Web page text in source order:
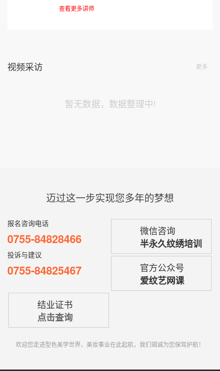
查看更多讲师
更多
视频采访
暂无数据，数据整理中!
迈过这一步实现您多年的梦想
报名咨询电话
0755-84828466
投诉与建议
0755-84825467
微信咨询
半永久纹绣培训
官方公众号
爱纹艺网课
结业证书
点击查询
欢迎您走进型色美学世界，美妆事业在此起航，我们竭诚为您保驾护航！